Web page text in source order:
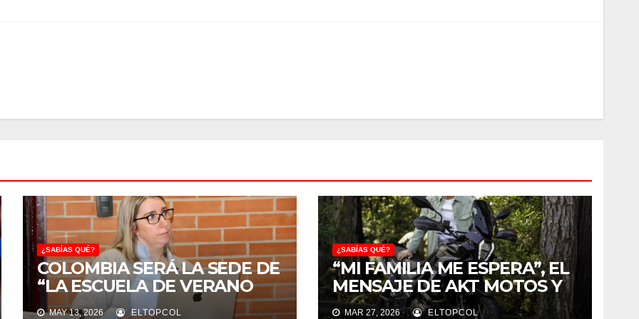
¿SABÍAS QUÉ?
COLOMBIA SERÁ LA SEDE DE
“LA ESCUELA DE VERANO
DG2 2026”, UNO DE LOS
MAY 13, 2026 ELTOPCOL
¿SABÍAS QUÉ?
“MI FAMILIA ME ESPERA”, EL
MENSAJE DE AKT MOTOS Y
RIGO PARA VIAJAR SEGURO
MAR 27, 2026 ELTOPCOL